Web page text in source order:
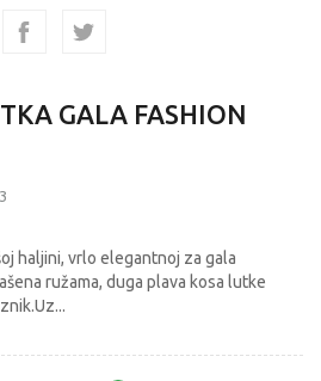
GALA FASHION
haljini, vrlo elegantnoj za gala
ružama, duga plava kosa lutke
...